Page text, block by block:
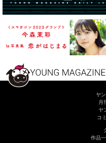
ヤ
月
ヤ
コ
作品